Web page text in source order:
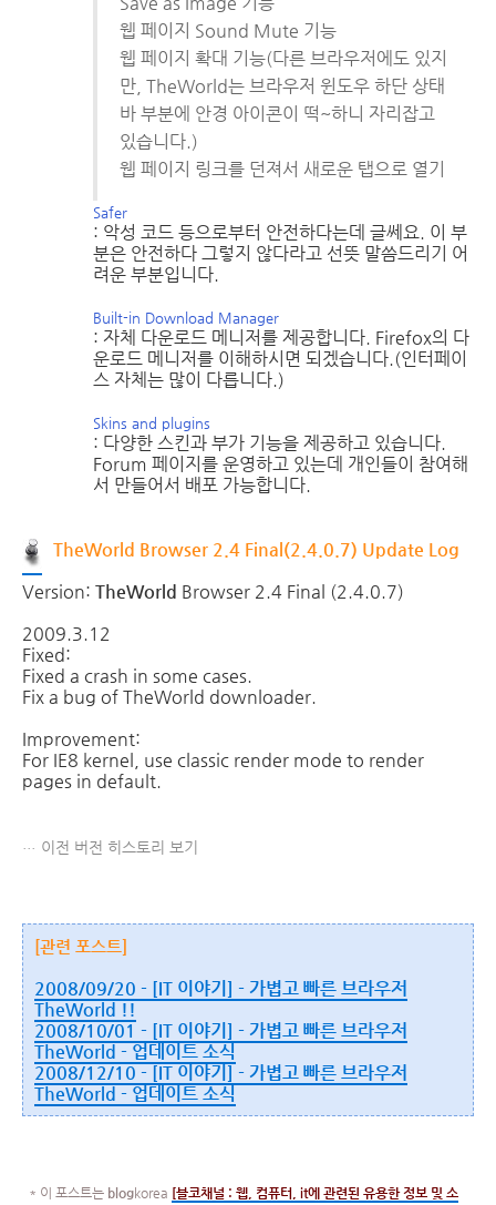
웹 페이지 Sound Mute 기능
웹 페이지 확대 기능(다른 브라우저에도 있지
만, TheWorld는 브라우저 윈도우 하단 상태
바 부분에 안경 아이콘이 떡~하니 자리잡고
있습니다.)
웹 페이지 링크를 던져서 새로운 탭으로 열기
Safer
: 악성 코드 등으로부터 안전하다는데 글쎄요. 이 부
분은 안전하다 그렇지 않다라고 선뜻 말씀드리기 어
려운 부분입니다.
Built-in Download Manager
: 자체 다운로드 메니저를 제공합니다. Firefox의 다
운로드 메니저를 이해하시면 되겠습니다.(인터페이
스 자체는 많이 다릅니다.)
Skins and plugins
: 다양한 스킨과 부가 기능을 제공하고 있습니다.
Forum 페이지를 운영하고 있는데 개인들이 참여해
서 만들어서 배포 가능합니다.
TheWorld Browser 2.4 Final(2.4.0.7) Update Log
Version: TheWorld Browser 2.4 Final (2.4.0.7)
2009.3.12
Fixed:
Fixed a crash in some cases.
Fix a bug of TheWorld downloader.
Improvement:
For IE8 kernel, use classic render mode to render
pages in default.
이전 버전 히스토리 보기
[관련 포스트]
2008/09/20 - [IT 이야기] - 가볍고 빠른 브라우저
TheWorld !!
2008/10/01 - [IT 이야기] - 가볍고 빠른 브라우저
TheWorld - 업데이트 소식
2008/12/10 - [IT 이야기] - 가볍고 빠른 브라우저
TheWorld - 업데이트 소식
* 이 포스트는 blogkorea [블코채널 : 웹, 컴퓨터, it에 관련된 유용한 정보 및 소